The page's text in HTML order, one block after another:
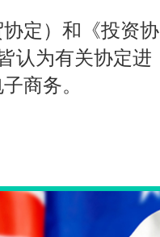
定）和《投资协
认为有关协定进
商务。